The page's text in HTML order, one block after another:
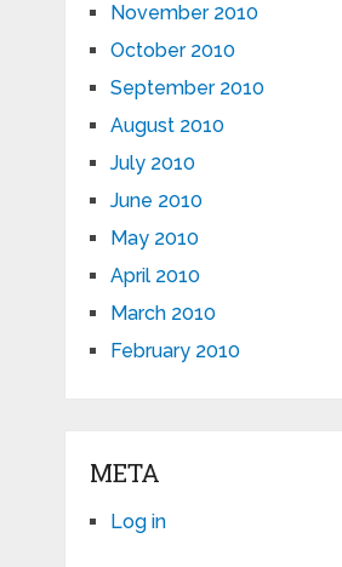
November 2010
October 2010
September 2010
August 2010
July 2010
June 2010
May 2010
April 2010
March 2010
February 2010
META
Log in